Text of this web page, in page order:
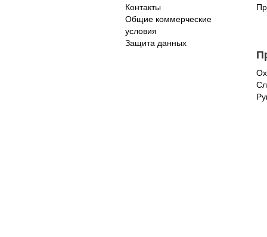
Контакты
Общие коммерческие
условия
Защита данных